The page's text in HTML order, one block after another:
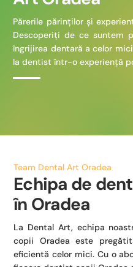
Părerile părinților și
Descoperiți de ce suntem
îngrijirea dentară a celor
la dentist într-o experiență
Team Dental Art Oradea
Echipa de
în Oradea
La Dental Art, echipa
copii Oradea este
eficientă celor mici. Cu o